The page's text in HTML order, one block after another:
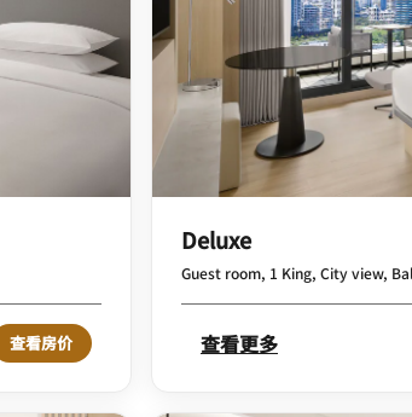
查看房价
Deluxe
Guest room, 1 King, City view,
查看更多